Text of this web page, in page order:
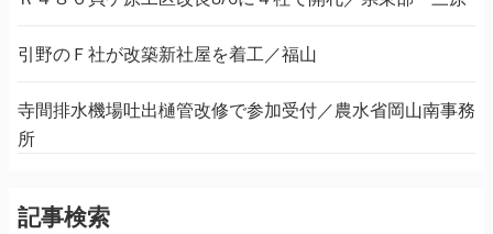
引野のＦ社が改築新社屋を着工／福山
寺間排水機場吐出樋管改修で参加受付／農水省岡山南事務
所
記事検索